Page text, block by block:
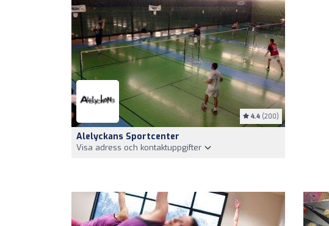
4.4 (200)
Alelyckans Sportcenter
Visa adress och kontaktuppgifter